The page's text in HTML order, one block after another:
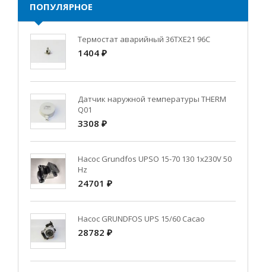
ПОПУЛЯРНОЕ
Термостат аварийный 36TXE21 96C
1404 ₽
Датчик наружной температуры THERM
Q01
3308 ₽
Насос Grundfos UPSO 15-70 130 1x230V 50
Hz
24701 ₽
Насос GRUNDFOS UPS 15/60 Cacao
28782 ₽